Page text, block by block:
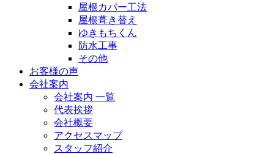
屋根カバー工法
屋根葺き替え
ゆきもちくん
防水工事
その他
お客様の声
会社案内
会社案内 一覧
代表挨拶
会社概要
アクセスマップ
スタッフ紹介